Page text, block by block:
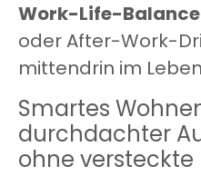
Work-Life-Balance
oder After-Work-
mittendrin im
Smartes
durchdachter
ohne versteckte